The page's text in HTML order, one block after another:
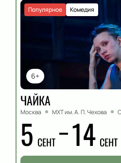
6+
Комедия
Популярное
ЧАЙКА
Москва МХТ им. А. П. Чехова
5 СЕНТ 14 СЕНТ